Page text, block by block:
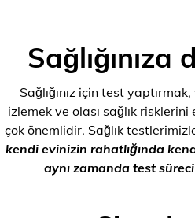
Sağlığınız için test
izlemek ve olası sağlık
çok önemlidir. Sağlık
kendi evinizin rahatlığında
aynı zamanda test süreci